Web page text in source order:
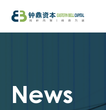
News